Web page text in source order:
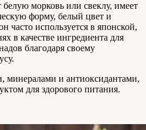
морковь или свеклу, имеет
форму, белый цвет и
часто используется в японской,
в качестве ингредиента для
благодаря своему
минералами и антиоксидантами,
для здорового питания.